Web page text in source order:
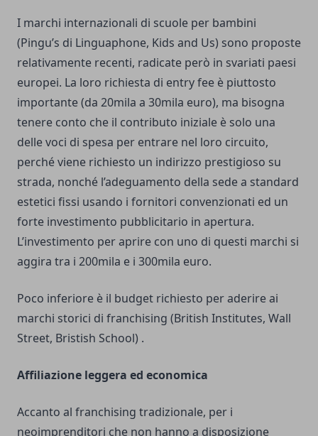
I marchi internazionali di scuole per bambini
(Pingu’s di Linguaphone, Kids and Us) sono proposte
relativamente recenti, radicate però in svariati paesi
europei. La loro richiesta di entry fee è piuttosto
importante (da 20mila a 30mila euro), ma bisogna
tenere conto che il contributo iniziale è solo una
delle voci di spesa per entrare nel loro circuito,
perché viene richiesto un indirizzo prestigioso su
strada, nonché l’adeguamento della sede a standard
estetici fissi usando i fornitori convenzionati ed un
forte investimento pubblicitario in apertura.
L’investimento per aprire con uno di questi marchi si
aggira tra i 200mila e i 300mila euro.
Poco inferiore è il budget richiesto per aderire ai
marchi storici di franchising (British Institutes, Wall
Street, Bristish School) .
Affiliazione leggera ed economica
Accanto al franchising tradizionale, per i
neoimprenditori che non hanno a disposizione